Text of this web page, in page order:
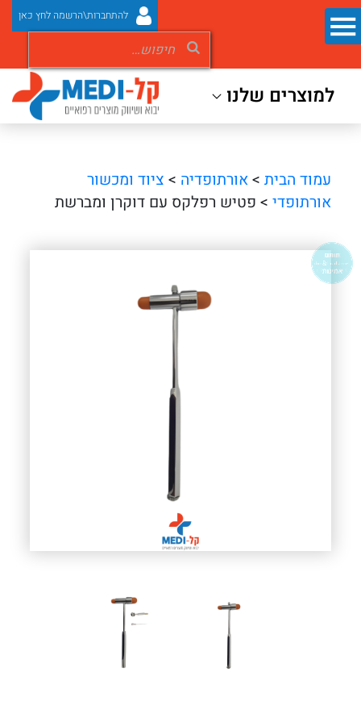
להתחברות\הרשמה לחץ כאן
למוצרים שלנו
עמוד הבית >אורתופדיה > ציוד ומכשור
אורתופדי > פטיש רפלקס עם דוקרן ומברשת